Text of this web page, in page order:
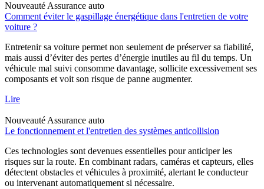
Nouveauté Assurance auto
Comment éviter le gaspillage énergétique dans l'entretien de votre
voiture ?
Entretenir sa voiture permet non seulement de préserver sa fiabilité,
mais aussi d’éviter des pertes d’énergie inutiles au fil du temps. Un
véhicule mal suivi consomme davantage, sollicite excessivement ses
composants et voit son risque de panne augmenter.
Lire
Nouveauté Assurance auto
Le fonctionnement et l'entretien des systèmes anticollision
Ces technologies sont devenues essentielles pour anticiper les
risques sur la route. En combinant radars, caméras et capteurs, elles
détectent obstacles et véhicules à proximité, alertant le conducteur
ou intervenant automatiquement si nécessaire.